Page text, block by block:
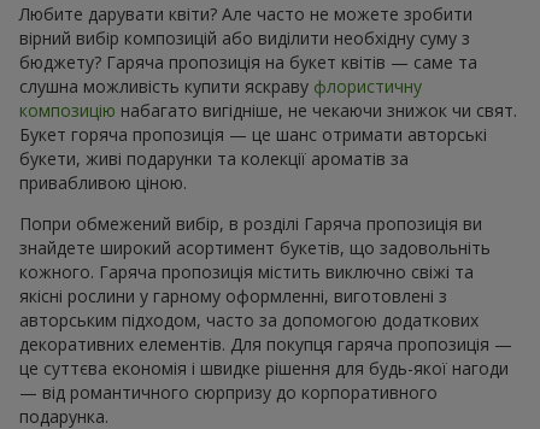
Любите дарувати квіти? Але часто не можете зробити
вірний вибір композицій або виділити необхідну суму з
бюджету? Гаряча пропозиція на букет квітів — саме та
слушна можливість купити яскраву флористичну
композицію набагато вигідніше, не чекаючи знижок чи свят.
Букет горяча пропозиція — це шанс отримати авторські
букети, живі подарунки та колекції ароматів за
привабливою ціною.
Попри обмежений вибір, в розділі Гаряча пропозиція ви
знайдете широкий асортимент букетів, що задовольніть
кожного. Гаряча пропозиція містить виключно свіжі та
якісні рослини у гарному оформленні, виготовлені з
авторським підходом, часто за допомогою додаткових
декоративних елементів. Для покупця гаряча пропозиція —
це суттєва економія і швидке рішення для будь-якої нагоди
— від романтичного сюрпризу до корпоративного
подарунка.